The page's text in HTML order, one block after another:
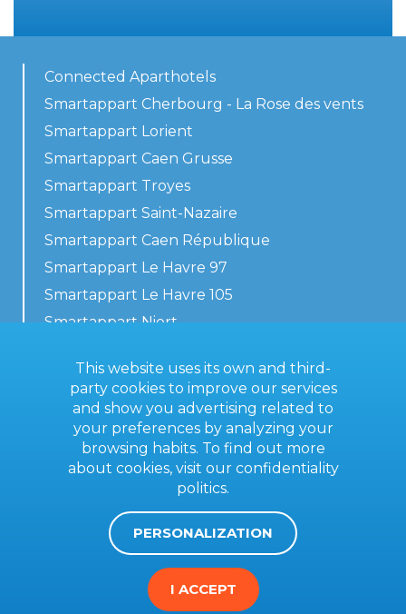
Connected Aparthotels
Smartappart Cherbourg - La Rose des vents
Smartappart Lorient
Smartappart Caen Grusse
Smartappart Troyes
Smartappart Saint-Nazaire
Smartappart Caen République
Smartappart Le Havre 97
Smartappart Le Havre 105
Smartappart Niort
Contact us
General terms
This website uses its own and third-
party cookies to improve our services
and show you advertising related to
your preferences by analyzing your
browsing habits. To find out more
about cookies, visit our confidentiality
politics.
PERSONALIZATION
I ACCEPT